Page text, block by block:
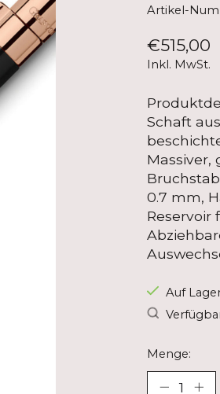
Artikel-
€515,00
Inkl. MwSt.
Schaft
Massiver,
0.7 mm,
Reservoir
Auf
Menge: